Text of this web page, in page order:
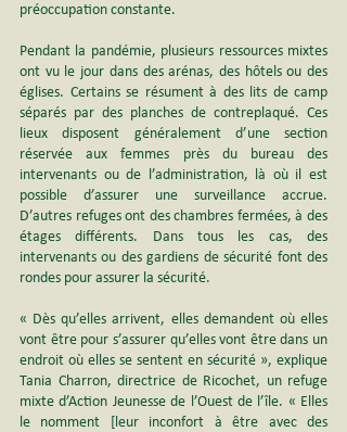
préoccupation constante.
Pendant la pandémie, plusieurs ressources mixtes
ont vu le jour dans des arénas, des hôtels ou des
églises. Certains se résument à des lits de camp
séparés par des planches de contreplaqué. Ces
lieux disposent généralement d’une section
réservée aux femmes près du bureau des
intervenants ou de l’administration, là où il est
possible d’assurer une surveillance accrue.
D’autres refuges ont des chambres fermées, à des
étages différents. Dans tous les cas, des
intervenants ou des gardiens de sécurité font des
rondes pour assurer la sécurité.
« Dès qu’elles arrivent, elles demandent où elles
vont être pour s’assurer qu’elles vont être dans un
endroit où elles se sentent en sécurité », explique
Tania Charron, directrice de Ricochet, un refuge
mixte d’Action Jeunesse de l’Ouest de l’île. « Elles
le nomment [leur inconfort à être avec des